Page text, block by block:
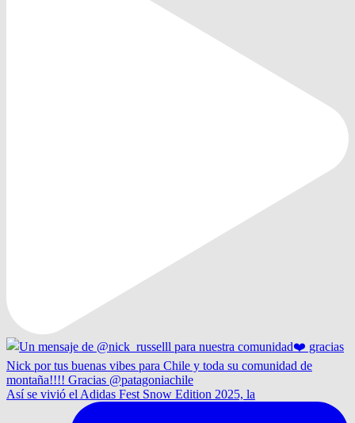
Así se vivió el Adidas Fest Snow Edition 2025, la